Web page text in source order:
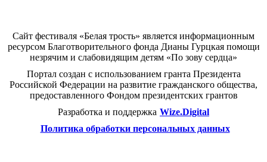
Сайт фестиваля «Белая трость» является информационным
ресурсом Благотворительного фонда Дианы Гурцкая помощи
незрячим и слабовидящим детям «По зову сердца»
Портал создан с использованием гранта Президента
Российской Федерации на развитие гражданского общества,
предоставленного Фондом президентских грантов
Разработка и поддержка Wize.Digital
Политика обработки персональных данных